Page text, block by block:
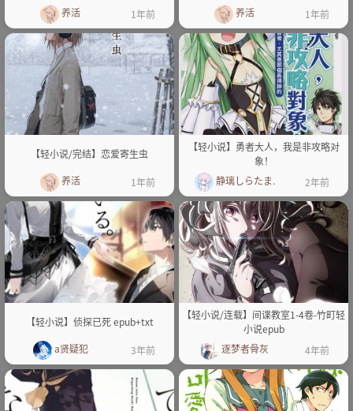
养活
1年前 养活 1年前
【轻小说/完结】恋爱寄生虫
养活 1年前
【轻小说】勇者大人，我是非攻略对
象！
静璃しらたま.
2年前
【轻小说】侦探已死 epub+txt
a贤疑犯 3年前
【轻小说/连载】间谍教室1-4卷-竹町轻
小说epub
逐梦者骨灰
4年前